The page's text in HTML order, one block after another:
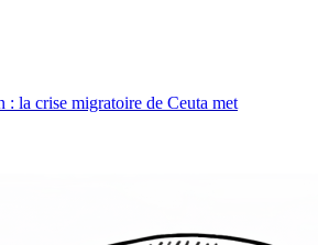
: la crise migratoire de Ceuta met